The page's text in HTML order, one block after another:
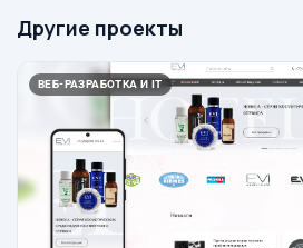
Другие проекты
ВЕБ-РАЗРАБОТКА И IT